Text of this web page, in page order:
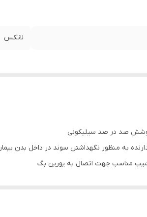
لاتکس
صد در صد سیلیکونی
به منظور نگهداشتن سوند در داخل بدن بیمار
شیب مناسب جهت اتصال به یورین بگ
به صورت